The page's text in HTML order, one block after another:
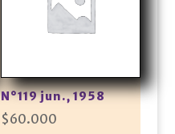
N°119 jun., 1958
$60.000